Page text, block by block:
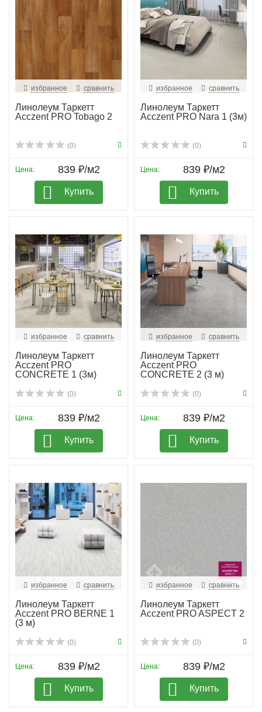
избранное сравнить
Линолеум Таркетт
Acczent PRO Tobago 2
(0)
Цена: 839 ₽/м2
Купить
избранное сравнить
Линолеум Таркетт
Acczent PRO Nara 1 (3м)
(0)
Цена: 839 ₽/м2
Купить
избранное сравнить
Линолеум Таркетт
Acczent PRO
CONCRETE 1 (3м)
(0)
Цена: 839 ₽/м2
Купить
избранное сравнить
Линолеум Таркетт
Acczent PRO
CONCRETE 2 (3 м)
(0)
Цена: 839 ₽/м2
Купить
избранное сравнить
Линолеум Таркетт
Acczent PRO BERNE 1
(3 м)
(0)
Цена: 839 ₽/м2
Купить
избранное сравнить
Линолеум Таркетт
Acczent PRO ASPECT 2
(0)
Цена: 839 ₽/м2
Купить